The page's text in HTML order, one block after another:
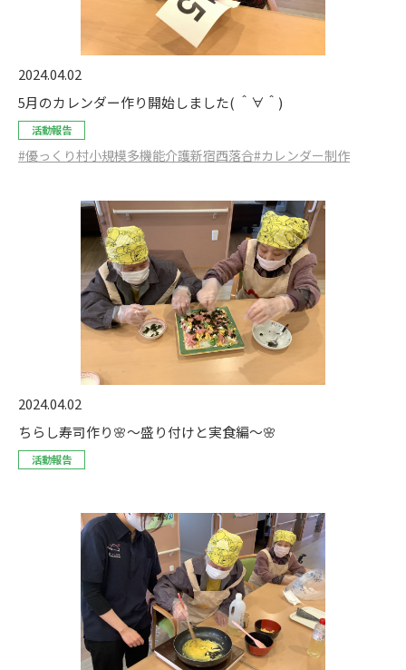
2024.04.02
5月のカレンダー作り開始しました( ＾∀＾)
活動報告
#優っくり村小規模多機能介護新宿西落合#カレンダー制作
2024.04.02
ちらし寿司作り🌸〜盛り付けと実食編〜🌸
活動報告